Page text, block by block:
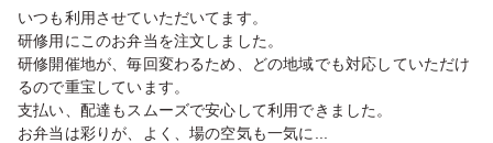
いつも利用させていただいてます。
研修用にこのお弁当を注文しました。
研修開催地が、毎回変わるため、どの地域でも対応していただけ
るので重宝しています。
支払い、配達もスムーズで安心して利用できました。
お弁当は彩りが、よく、場の空気も一気に...